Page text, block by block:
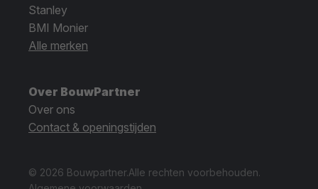
Stanley
BMI Monier
Alle merken
Over BouwPartner
Over ons
Contact & openingstijden
© 2026 Bouwpartner.Alle rechten voorbehouden.